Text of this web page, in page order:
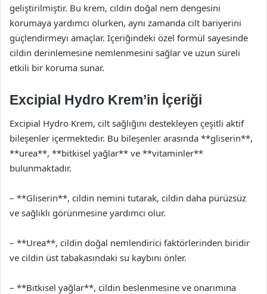
geliştirilmiştir. Bu krem, cildin doğal nem dengesini
korumaya yardımcı olurken, aynı zamanda cilt bariyerini
güçlendirmeyi amaçlar. İçeriğindeki özel formül sayesinde
cildin derinlemesine nemlenmesini sağlar ve uzun süreli
etkili bir koruma sunar.
Excipial Hydro Krem’in İçeriği
Excipial Hydro Krem, cilt sağlığını destekleyen çeşitli aktif
bileşenler içermektedir. Bu bileşenler arasında **gliserin**,
**urea**, **bitkisel yağlar** ve **vitaminler**
bulunmaktadır.
– **Gliserin**, cildin nemini tutarak, cildin daha pürüzsüz
ve sağlıklı görünmesine yardımcı olur.
– **Urea**, cildin doğal nemlendirici faktörlerinden biridir
ve cildin üst tabakasındaki su kaybını önler.
– **Bitkisel yağlar**, cildin beslenmesine ve onarımına